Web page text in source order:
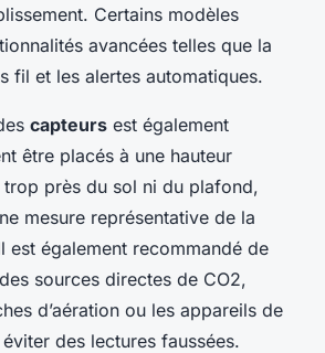
Certains modèles
avancées telles que la
fil et les alertes automatiques.
capteurs est également
être placés à une hauteur
trop près du sol ni du plafond,
mesure représentative de la
est également recommandé de
sources directes de CO2,
d’aération ou les appareils de
des lectures faussées.